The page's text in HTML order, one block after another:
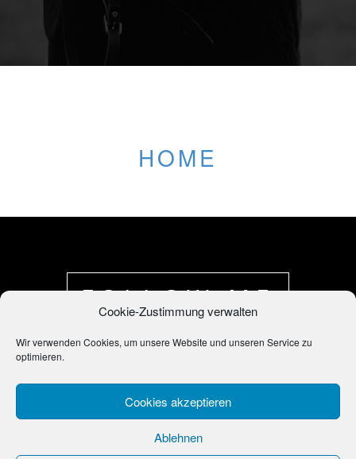
Cookie-Zustimmung verwalten
Wir verwenden Cookies, um unsere Website und unseren Service zu
optimieren.
Cookies akzeptieren
Ablehnen
HOME
FOLLOW ME